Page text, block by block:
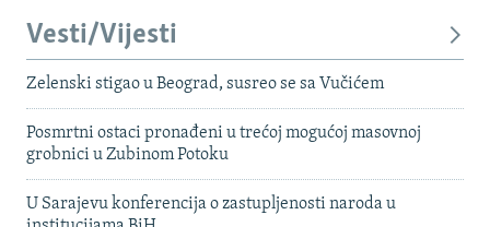
Vesti/Vijesti
Zelenski stigao u Beograd, susreo se sa Vučićem
Posmrtni ostaci pronađeni u trećoj mogućoj masovnoj
grobnici u Zubinom Potoku
U Sarajevu konferencija o zastupljenosti naroda u